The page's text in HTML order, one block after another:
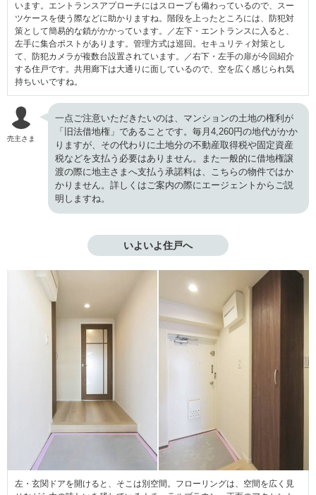
います。エントランスアプローチにはスロープも備わっているので、スー
ツケースを使う際などに助かりますね。階段を上ったところには、防犯対
策として簡易的な鎖がかかっています。／左下・エントランスに入ると、
左手に集合ポストがあります。管理方式は巡回。セキュリティ対策とし
て、防犯カメラが複数台設置されています。／右下・左手の扉が今回紹介
する住戸です。共用廊下は大通りに面しているので、空を広く感じられ気
持ちいいですね。
売主さま
一点ご注意いただきたいのは、マンションの土地の権利が
「旧法借地権」であることです。毎月4,260円の地代がかか
りますが、その代わりに土地分の不動産取得税や固定資産
税などを支払う必要はありません。また一般的に借地権譲
渡の際に地主さまへ支払う承諾料は、こちらの物件ではか
かりません。詳しくはご案内の際にエージェントからご説
明しますね。
いよいよ住戸へ
左・玄関ドアを開けると、そこは別空間。フローリングは、空間を広く見